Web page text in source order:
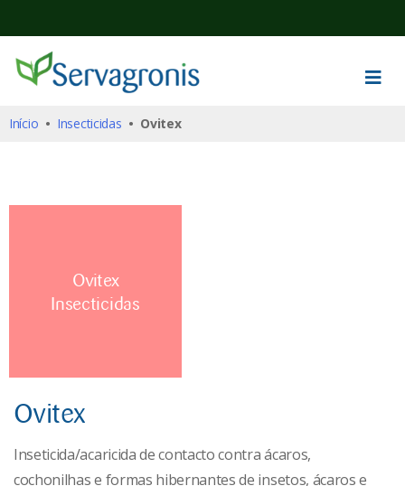
Início • Insecticidas • Ovitex
Ovitex
Insecticidas
Ovitex
Inseticida/acaricida de contacto contra ácaros,
cochonilhas e formas hibernantes de insetos, ácaros e